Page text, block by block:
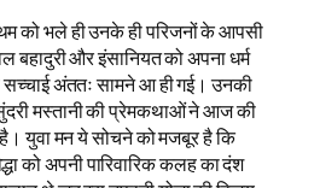
को भले ही उनके ही परिजनों के आपसी
बहादुरी और इंसानियत को अपना धर्म
अंततः सामने आ ही गई। उनकी
मस्तानी की प्रेमकथाओं ने आज की
युवा मन ये सोचने को मजबूर है कि
को अपनी पारिवारिक कलह का दंश